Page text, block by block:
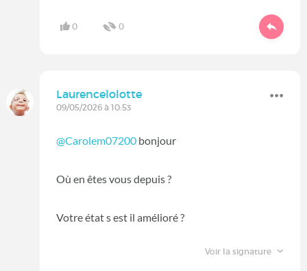
0 0
Laurencelolotte
09/05/2026 à 10:53
@Carolem07200 bonjour
Où en êtes vous depuis ?
Votre état s est il amélioré ?
Voir la signature